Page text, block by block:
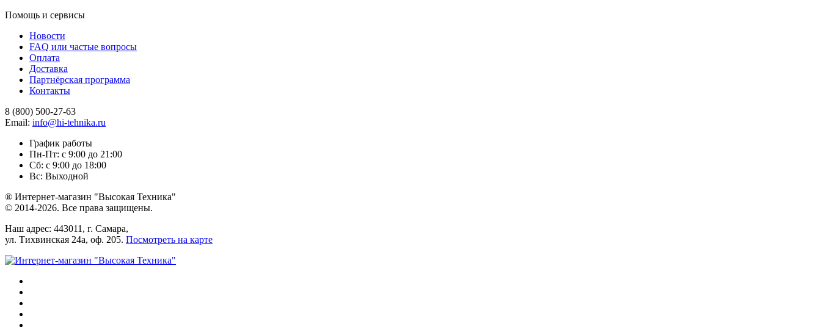
Помощь и сервисы
Новости
FAQ или частые вопросы
Оплата
Доставка
Партнёрская программа
Контакты
8 (800) 500-27-63
Email: info@hi-tehnika.ru
График работы
Пн-Пт: с 9:00 до 21:00
Сб: с 9:00 до 18:00
Вс: Выходной
® Интернет-магазин "Высокая Техника"
© 2014-2026. Все права защищены.
Наш адрес: 443011, г. Самара,
ул. Тихвинская 24а, оф. 205. Посмотреть на карте